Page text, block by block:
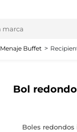
Menaje Buffet
Bol
Boles